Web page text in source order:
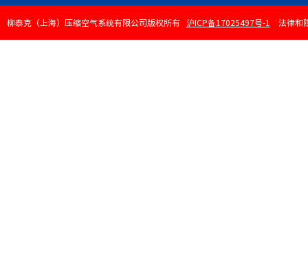
柳泰克（上海）压缩空气系统有限公司版权所有 沪ICP备17025497号-1 法律和